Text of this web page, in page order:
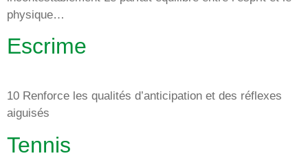
physique…
Escrime
10 Renforce les qualités d’anticipation et des réflexes
aiguisés
Tennis